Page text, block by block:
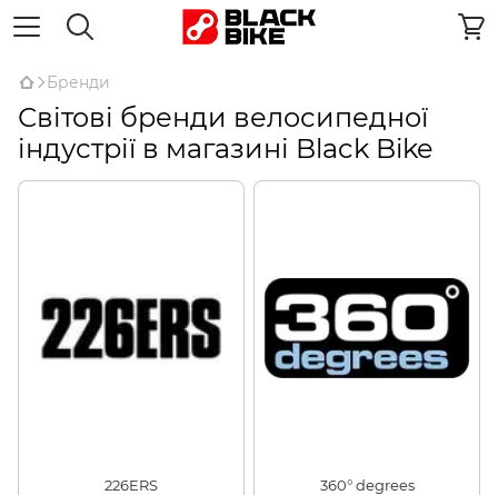
Бренди
Світові бренди велосипедної
індустрії в магазині Black Bike
226ERS 360° degrees